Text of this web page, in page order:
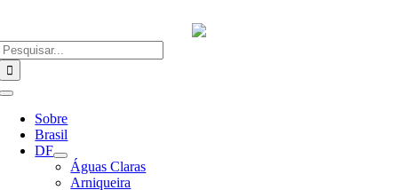
o
conteúdo
Alternar
Navegação
Sobre
Brasil
DF
Águas Claras
Arniqueira